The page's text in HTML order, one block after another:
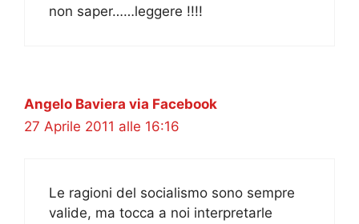
non saper……leggere !!!!
Angelo Baviera via Facebook
27 Aprile 2011 alle 16:16
Le ragioni del socialismo sono sempre
valide, ma tocca a noi interpretarle